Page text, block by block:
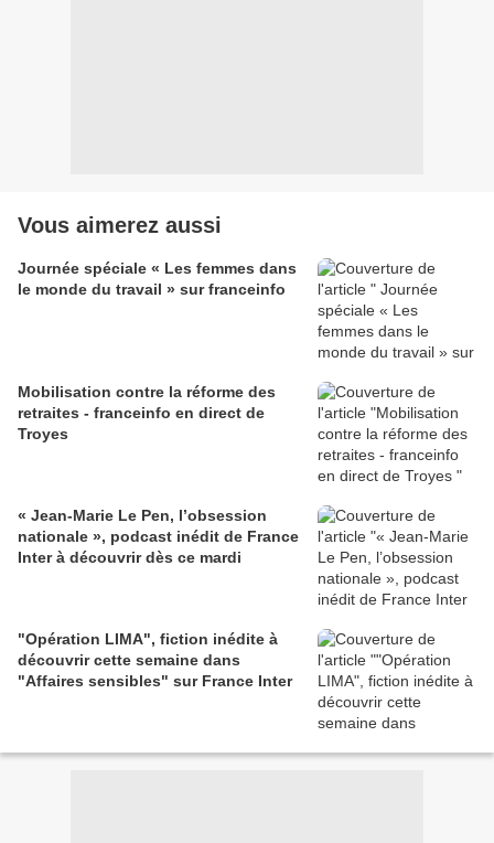
Vous aimerez aussi
Journée spéciale « Les femmes dans
le monde du travail » sur franceinfo
Mobilisation contre la réforme des
retraites - franceinfo en direct de
Troyes
« Jean-Marie Le Pen, l’obsession
nationale », podcast inédit de France
Inter à découvrir dès ce mardi
"Opération LIMA", fiction inédite à
découvrir cette semaine dans
"Affaires sensibles" sur France Inter